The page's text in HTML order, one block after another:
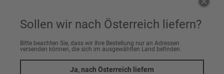
SAKKO
Sollen wir nach Österreich liefern?
Bitte beachten Sie, dass wir Ihre Bestellung nur an Adressen
versenden können, die sich im ausgewählten Land befinden.
Ja, nach Österreich liefern